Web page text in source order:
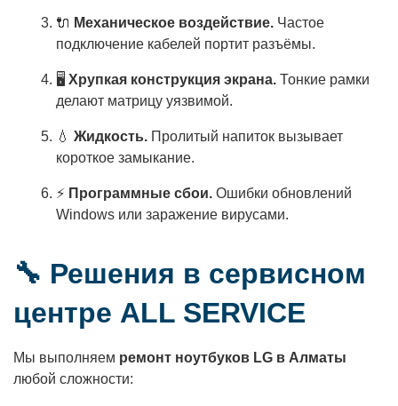
🔌 Механическое воздействие. Частое
подключение кабелей портит разъёмы.
🖥️ Хрупкая конструкция экрана. Тонкие рамки
делают матрицу уязвимой.
💧 Жидкость. Пролитый напиток вызывает
короткое замыкание.
⚡ Программные сбои. Ошибки обновлений
Windows или заражение вирусами.
🔧 Решения в сервисном
центре ALL SERVICE
Мы выполняем ремонт ноутбуков LG в Алматы
любой сложности: